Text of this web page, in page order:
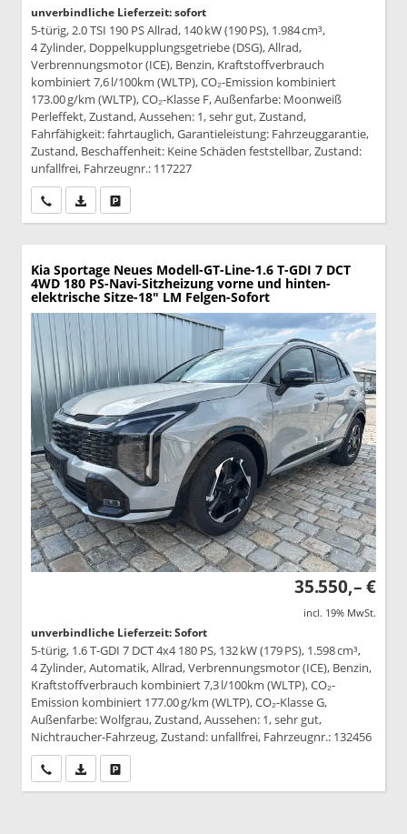
unverbindliche Lieferzeit: sofort
5-türig, 2.0 TSI 190 PS Allrad, 140 kW (190 PS), 1.984 cm³,
4 Zylinder, Doppelkupplungsgetriebe (DSG), Allrad,
Verbrennungsmotor (ICE), Benzin, Kraftstoffverbrauch
kombiniert 7,6 l/100km (WLTP), CO₂-Emission kombiniert
173.00 g/km (WLTP), CO₂-Klasse F, Außenfarbe: Moonweiß
Perleffekt, Zustand, Aussehen: 1, sehr gut, Zustand,
Fahrfähigkeit: fahrtauglich, Garantieleistung: Fahrzeuggarantie,
Zustand, Beschaffenheit: Keine Schäden feststellbar, Zustand:
unfallfrei, Fahrzeugnr.: 117227
Wir rufen Sie anPDF-Datei, Fahrzeugexposé drucken
Kia Sportage Neues Modell-GT-Line-1.6 T-GDI 7 DCT
4WD 180 PS-Navi-Sitzheizung vorne und hinten-
elektrische Sitze-18" LM Felgen-Sofort
35.550,– €
incl. 19% MwSt.
unverbindliche Lieferzeit: Sofort
5-türig, 1.6 T-GDI 7 DCT 4x4 180 PS, 132 kW (179 PS), 1.598 cm³,
4 Zylinder, Automatik, Allrad, Verbrennungsmotor (ICE), Benzin,
Kraftstoffverbrauch kombiniert 7,3 l/100km (WLTP), CO₂-
Emission kombiniert 177.00 g/km (WLTP), CO₂-Klasse G,
Außenfarbe: Wolfgrau, Zustand, Aussehen: 1, sehr gut,
Nichtraucher-Fahrzeug, Zustand: unfallfrei, Fahrzeugnr.: 132456
Wir rufen Sie anPDF-Datei, Fahrzeugexposé drucken